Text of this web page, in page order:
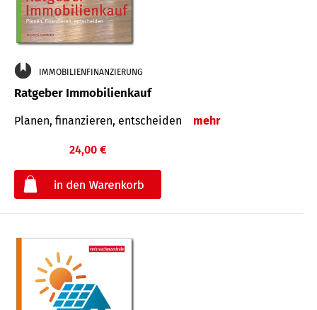
IMMOBILIENFINANZIERUNG
Ratgeber Immobilienkauf
Planen, finanzieren, entscheiden mehr
24,00 €